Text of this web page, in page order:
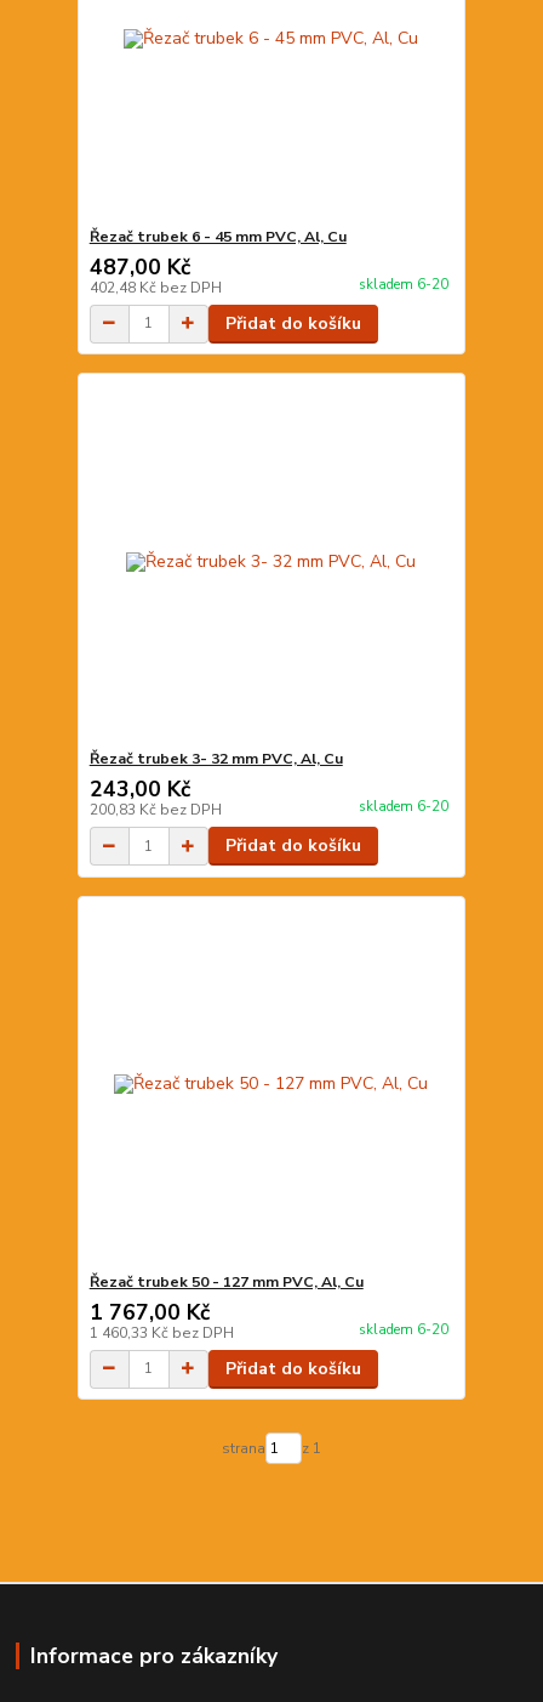
Řezač trubek 6 - 45 mm PVC, Al, Cu
487,00 Kč
402,48 Kč bez DPH skladem 6-20
Přidat do košíku
Řezač trubek 3- 32 mm PVC, Al, Cu
243,00 Kč
200,83 Kč bez DPH skladem 6-20
Přidat do košíku
Řezač trubek 50 - 127 mm PVC, Al, Cu
1 767,00 Kč
1 460,33 Kč bez DPH skladem 6-20
Přidat do košíku
strana z 1
Informace pro zákazníky